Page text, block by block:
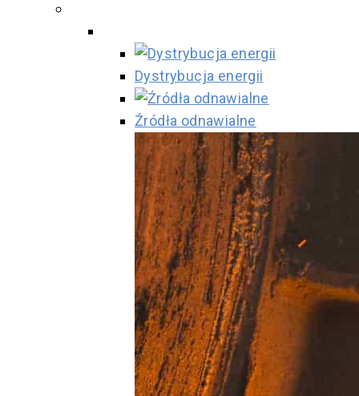
Dystrybucja energii
Źródła odnawialne